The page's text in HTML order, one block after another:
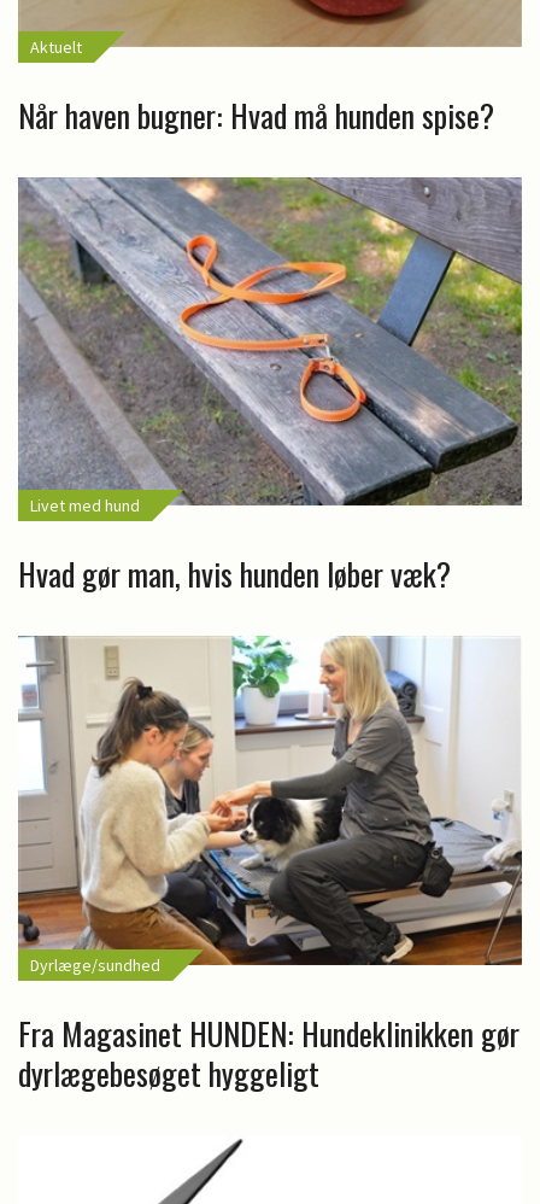
Aktuelt
Når haven bugner: Hvad må hunden spise?
Livet med hund
Hvad gør man, hvis hunden løber væk?
Dyrlæge/sundhed
Fra Magasinet HUNDEN: Hundeklinikken gør
dyrlægebesøget hyggeligt